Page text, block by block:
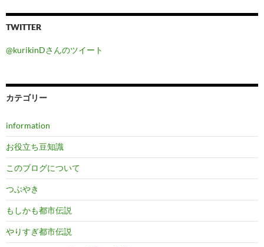
TWITTER
@kurikinDさんのツイート
カテゴリー
information
お役立ち豆知識
このブログについて
つぶやき
もしかも都市伝説
やりすぎ都市伝説